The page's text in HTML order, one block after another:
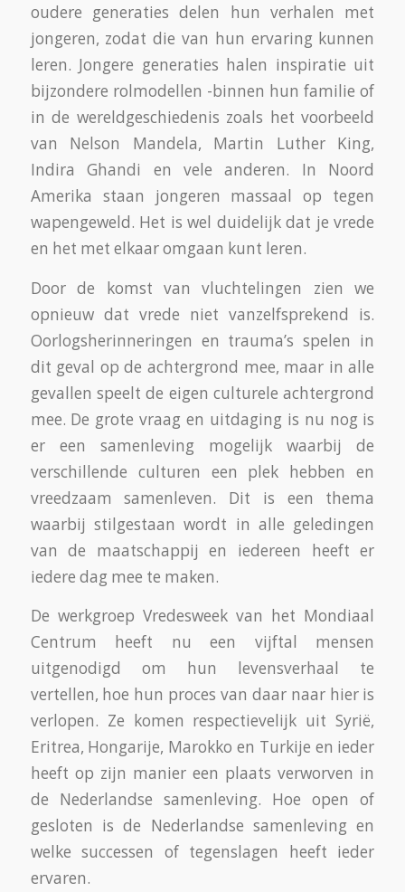
oudere generaties delen hun verhalen met
jongeren, zodat die van hun ervaring kunnen
leren. Jongere generaties halen inspiratie uit
bijzondere rolmodellen -binnen hun familie of
in de wereldgeschiedenis zoals het voorbeeld
van Nelson Mandela, Martin Luther King,
Indira Ghandi en vele anderen. In Noord
Amerika staan jongeren massaal op tegen
wapengeweld. Het is wel duidelijk dat je vrede
en het met elkaar omgaan kunt leren.
Door de komst van vluchtelingen zien we
opnieuw dat vrede niet vanzelfsprekend is.
Oorlogsherinneringen en trauma’s spelen in
dit geval op de achtergrond mee, maar in alle
gevallen speelt de eigen culturele achtergrond
mee. De grote vraag en uitdaging is nu nog is
er een samenleving mogelijk waarbij de
verschillende culturen een plek hebben en
vreedzaam samenleven. Dit is een thema
waarbij stilgestaan wordt in alle geledingen
van de maatschappij en iedereen heeft er
iedere dag mee te maken.
De werkgroep Vredesweek van het Mondiaal
Centrum heeft nu een vijftal mensen
uitgenodigd om hun levensverhaal te
vertellen, hoe hun proces van daar naar hier is
verlopen. Ze komen respectievelijk uit Syrië,
Eritrea, Hongarije, Marokko en Turkije en ieder
heeft op zijn manier een plaats verworven in
de Nederlandse samenleving. Hoe open of
gesloten is de Nederlandse samenleving en
welke successen of tegenslagen heeft ieder
ervaren.